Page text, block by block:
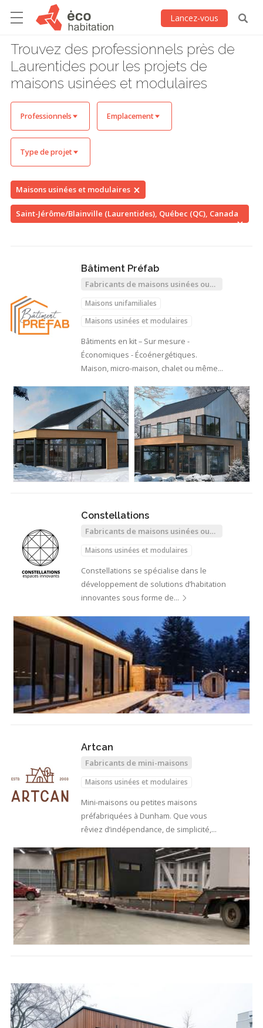
Lancez-vous
Trouvez des professionnels près de
Laurentides pour les projets de
maisons usinées et modulaires
Professionnels Emplacement
Type de projet
Maisons usinées et modulaires
Saint-Jérôme/Blainville (Laurentides), Québec (QC), Canada
Bâtiment Préfab
Fabricants de maisons usinées ou
Maisons unifamiliales
Maisons usinées et modulaires
Bâtiments en kit – Sur mesure -
Économiques - Écoénergétiques.
Maison, micro-maison, chalet ou même
Constellations
Fabricants de maisons usinées ou
Maisons usinées et modulaires
Constellations se spécialise dans le
développement de solutions d’habitation
innovantes sous forme de…
Artcan
Fabricants de mini-maisons
Maisons usinées et modulaires
Mini-maisons ou petites maisons
préfabriquées à Dunham. Que vous
rêviez d’indépendance, de simplicité,